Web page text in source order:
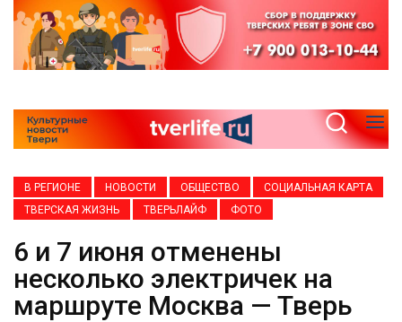
В РЕГИОНЕ НОВОСТИ ОБЩЕСТВО
СОЦИАЛЬНАЯ КАРТА
ТВЕРСКАЯ ЖИЗНЬ
ТВЕРЬЛАЙФ ФОТО
6 и 7 июня отменены
несколько электричек на
маршруте Москва — Тверь